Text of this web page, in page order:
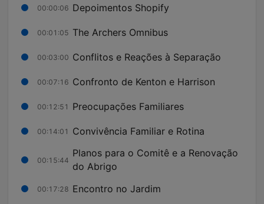
00:00:06 Depoimentos Shopify
00:01:05 The Archers Omnibus
00:03:00 Conflitos e Reações à Separação
00:07:16 Confronto de Kenton e Harrison
00:12:51 Preocupações Familiares
00:14:01 Convivência Familiar e Rotina
00:15:44
Planos para o Comitê e a Renovação
do Abrigo
00:17:28 Encontro no Jardim